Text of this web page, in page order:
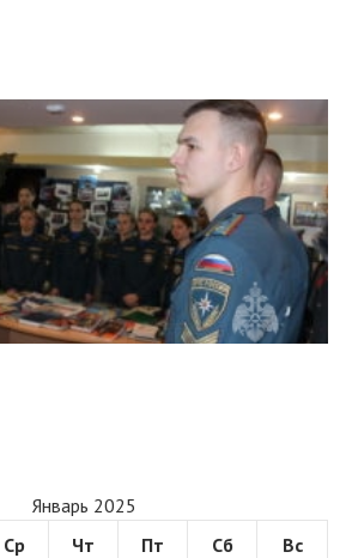
Январь 2025
Ср Чт Пт Сб Вс